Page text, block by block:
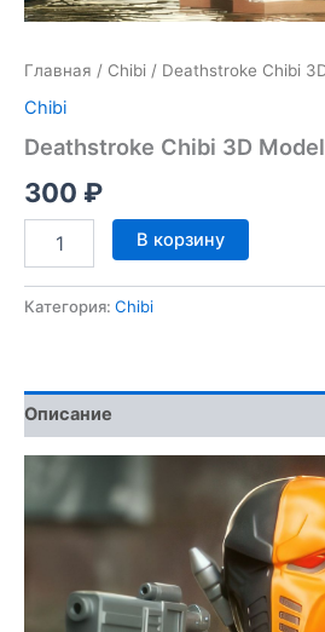
Главная / Chibi / Deathstroke Chibi
Chibi
Deathstroke Chibi 3D Model
300 ₽
Количество
товара
Chibi
В корзину
Категория: Chibi
Описание